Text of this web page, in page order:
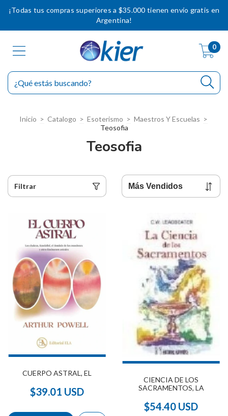
¡Todas tus compras superiores a $35.000 tienen envío gratis en
Argentina!
0
Inicio > Catalogo > Esoterismo > Maestros Y Escuelas >
Teosofia
Teosofia
Filtrar
CUERPO ASTRAL, EL
$39.01 USD
CIENCIA DE LOS
SACRAMENTOS, LA
$54.40 USD